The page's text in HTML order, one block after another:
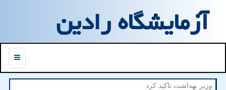
آزمایشگاه رادین
منو
وزیر بهداشت تاكید كرد